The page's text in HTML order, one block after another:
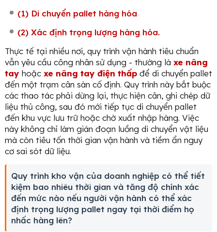
(1) Di chuyển pallet hàng hóa
(2) Xác định trọng lượng hàng hóa.
Thực tế tại nhiều nơi, quy trình vận hành tiêu chuẩn
vẫn yêu cầu công nhân sử dụng - thường là xe nâng
tay hoặc xe nâng tay điện thấp để di chuyển pallet
đến một trạm cân sàn cố định. Quy trình này bắt buộc
các thao tác phải dừng lại, thực hiện cân, ghi chép dữ
liệu thủ công, sau đó mới tiếp tục di chuyển pallet
đến khu vực lưu trữ hoặc chờ xuất nhập hàng. Việc
này không chỉ làm gián đoạn luồng di chuyển vật liệu
mà còn tiêu tốn thời gian vận hành và tiềm ẩn nguy
cơ sai sót dữ liệu.
Quy trình kho vận của doanh nghiệp có thể tiết
kiệm bao nhiêu thời gian và tăng độ chính xác
đến mức nào nếu người vận hành có thể xác
định trọng lượng pallet ngay tại thời điểm họ
nhấc hàng lên?